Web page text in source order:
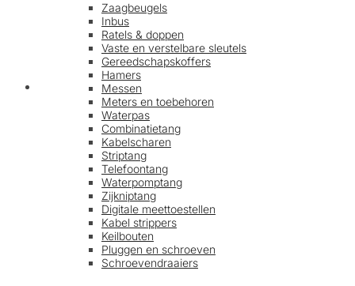
Afrekenen
Zaagbeugels
Inbus
Ratels & doppen
Vaste en verstelbare sleutels
Gereedschapskoffers
Hamers
Messen
Meters en toebehoren
Waterpas
Combinatietang
Kabelscharen
Striptang
Telefoontang
Waterpomptang
Zijkniptang
Digitale meettoestellen
Kabel strippers
Keilbouten
Pluggen en schroeven
Schroevendraaiers